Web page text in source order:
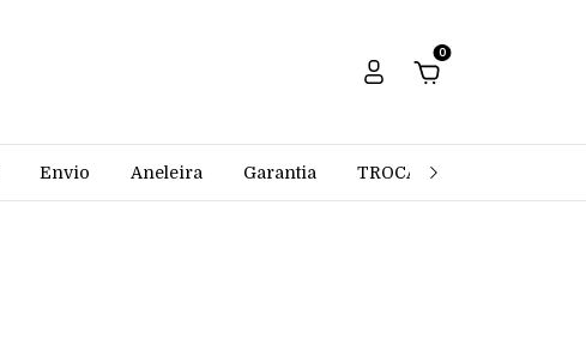
0
Envio Aneleira Garantia TROCAS E DEVOLUÇÕES